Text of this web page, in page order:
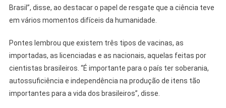
Brasil”, disse, ao destacar o papel de resgate que a ciência teve
em vários momentos difíceis da humanidade.
Pontes lembrou que existem três tipos de vacinas, as
importadas, as licenciadas e as nacionais, aquelas feitas por
cientistas brasileiros. “É importante para o país ter soberania,
autossuficiência e independência na produção de itens tão
importantes para a vida dos brasileiros”, disse.